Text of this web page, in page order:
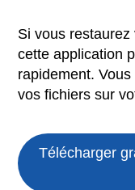
Si vous
cette application
rapidement.
vos fichiers sur
Télécharger